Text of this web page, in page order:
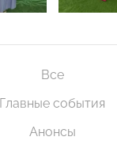
Все
Главные события
Анонсы